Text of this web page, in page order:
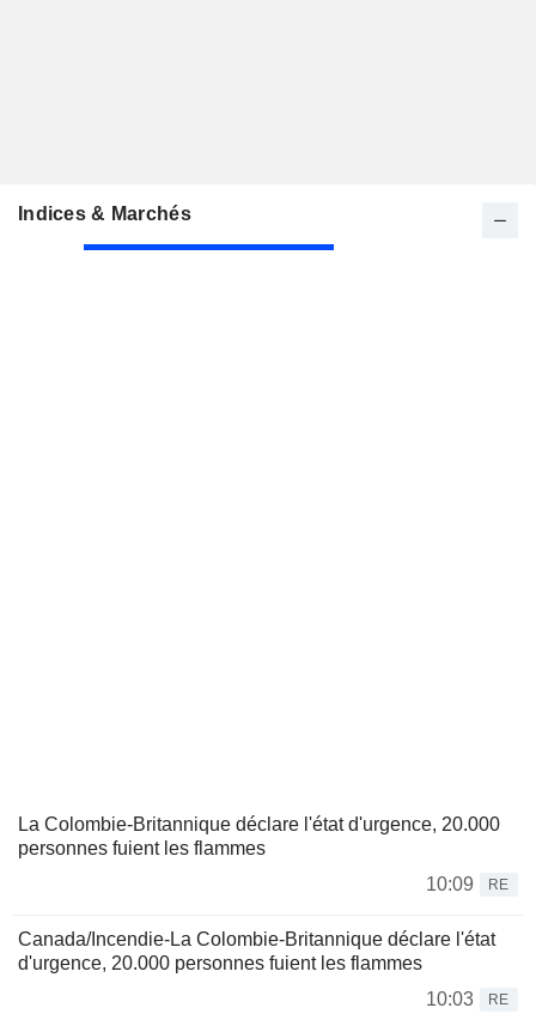
Indices & Marchés
La Colombie-Britannique déclare l'état d'urgence, 20.000
personnes fuient les flammes
10:09
RE
Canada/Incendie-La Colombie-Britannique déclare l'état
d'urgence, 20.000 personnes fuient les flammes
10:03
RE